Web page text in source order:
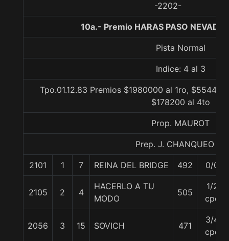
-2202-
10a.- Premio HARAS PASO
Pista Normal
Indice: 4 al 3
Tpo.01.12.83 Premios $1980000 al 1ro,
$178200 al 4to
Prop. MAUROT
Prep. J. CHANQUEO M.
2101 1 7 REINA DEL BRIDGE 492 0/0
2105 2 4
HACERLO A TU
MODO
505
1/2
cpo
2056 3 15 SOVICH 471
3/4
cpo